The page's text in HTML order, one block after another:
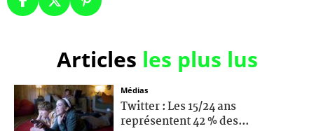
Articles les plus lus
Médias
Twitter : Les 15/24 ans
représentent 42 % des...